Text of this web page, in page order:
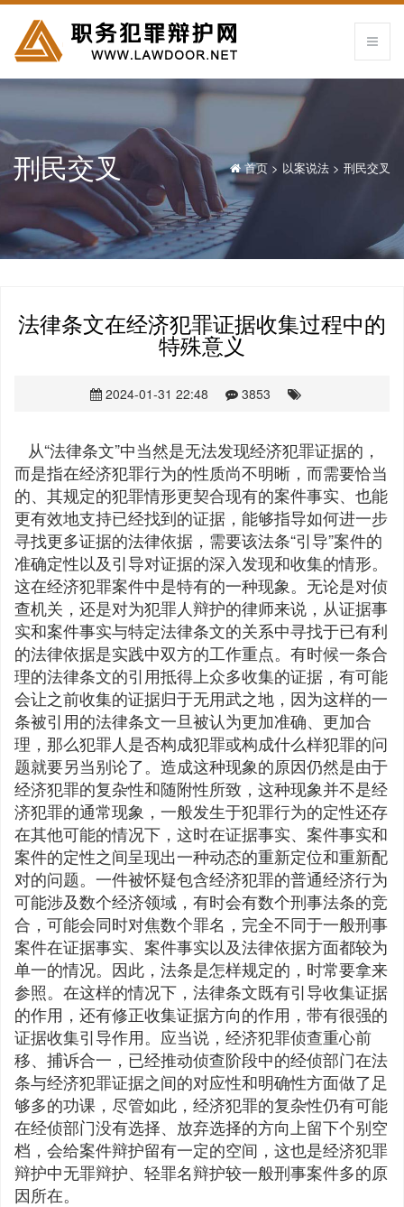
刑民交叉 首页 > 以案说法 > 刑民交叉
法律条文在经济犯罪证据收集过程中的
特殊意义
2024-01-31 22:48 3853
从“法律条文”中当然是无法发现经济犯罪证据的，
而是指在经济犯罪行为的性质尚不明晰，而需要恰当
的、其规定的犯罪情形更契合现有的案件事实、也能
更有效地支持已经找到的证据，能够指导如何进一步
寻找更多证据的法律依据，需要该法条“引导”案件的
准确定性以及引导对证据的深入发现和收集的情形。
这在经济犯罪案件中是特有的一种现象。无论是对侦
查机关，还是对为犯罪人辩护的律师来说，从证据事
实和案件事实与特定法律条文的关系中寻找于已有利
的法律依据是实践中双方的工作重点。有时候一条合
理的法律条文的引用抵得上众多收集的证据，有可能
会让之前收集的证据归于无用武之地，因为这样的一
条被引用的法律条文一旦被认为更加准确、更加合
理，那么犯罪人是否构成犯罪或构成什么样犯罪的问
题就要另当别论了。造成这种现象的原因仍然是由于
经济犯罪的复杂性和随附性所致，这种现象并不是经
济犯罪的通常现象，一般发生于犯罪行为的定性还存
在其他可能的情况下，这时在证据事实、案件事实和
案件的定性之间呈现出一种动态的重新定位和重新配
对的问题。一件被怀疑包含经济犯罪的普通经济行为
可能涉及数个经济领域，有时会有数个刑事法条的竞
合，可能会同时对焦数个罪名，完全不同于一般刑事
案件在证据事实、案件事实以及法律依据方面都较为
单一的情况。因此，法条是怎样规定的，时常要拿来
参照。在这样的情况下，法律条文既有引导收集证据
的作用，还有修正收集证据方向的作用，带有很强的
证据收集引导作用。应当说，经济犯罪侦查重心前
移、捕诉合一，已经推动侦查阶段中的经侦部门在法
条与经济犯罪证据之间的对应性和明确性方面做了足
够多的功课，尽管如此，经济犯罪的复杂性仍有可能
在经侦部门没有选择、放弃选择的方向上留下个别空
档，会给案件辩护留有一定的空间，这也是经济犯罪
辩护中无罪辩护、轻罪名辩护较一般刑事案件多的原
因所在。